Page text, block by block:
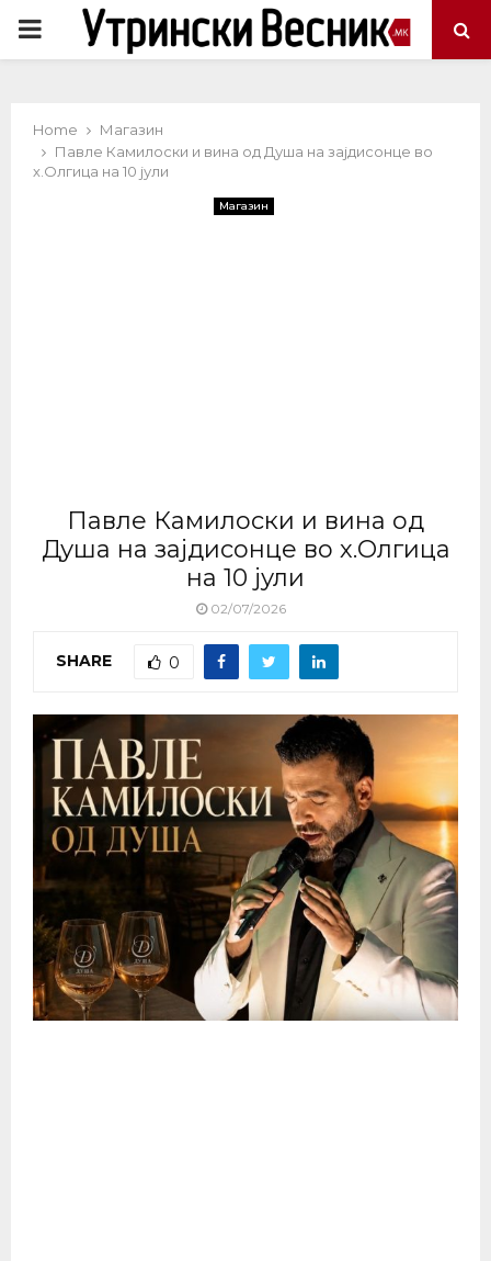
PRIMARY
Home
Магазин
Павле Камилоски и вина од Душа на зајдисонце во
х.Олгица на 10 јули
Магазин
Павле Камилоски и вина од
Душа на зајдисонце во х.Олгица
на 10 јули
02/07/2026
SHARE 0